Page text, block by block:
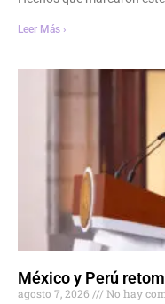
Leer Más ›
México y Perú
agosto 7, 2026
No hay